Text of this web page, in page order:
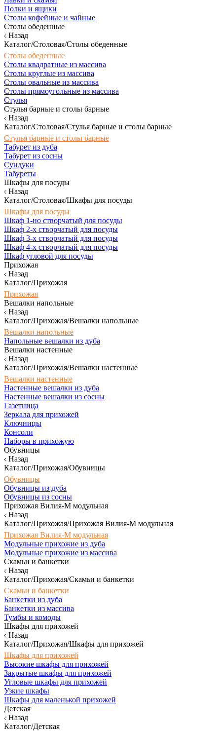
Полки и ящики
Столы кофейные и чайные
Столы обеденные
Назад
Каталог/Столовая/Столы обеденные
Столы обеденные
Столы квадратные из массива
Столы круглые из массива
Столы овальные из массива
Столы прямоугольные из массива
Стулья
Стулья барные и столы барные
Назад
Каталог/Столовая/Стулья барные и столы барные
Стулья барные и столы барные
Табурет из дуба
Табурет из сосны
Сундуки
Табуреты
Шкафы для посуды
Назад
Каталог/Столовая/Шкафы для посуды
Шкафы для посуды
Шкаф 1-но створчатый для посуды
Шкаф 2-х створчатый для посуды
Шкаф 3-х створчатый для посуды
Шкаф 4-х створчатый для посуды
Шкаф угловой для посуды
Прихожая
Назад
Каталог/Прихожая
Прихожая
Вешалки напольные
Назад
Каталог/Прихожая/Вешалки напольные
Вешалки напольные
Напольные вешалки из дуба
Вешалки настенные
Назад
Каталог/Прихожая/Вешалки настенные
Вешалки настенные
Настенные вешалки из дуба
Настенные вешалки из сосны
Газетница
Зеркала для прихожей
Ключницы
Консоли
Наборы в прихожую
Обувницы
Назад
Каталог/Прихожая/Обувницы
Обувницы
Обувницы из дуба
Обувницы из сосны
Прихожая Вилия-М модульная
Назад
Каталог/Прихожая/Прихожая Вилия-М модульная
Прихожая Вилия-М модульная
Модульные прихожие из дуба
Модульные прихожие из массива
Скамьи и банкетки
Назад
Каталог/Прихожая/Скамьи и банкетки
Скамьи и банкетки
Банкетки из дуба
Банкетки из массива
Тумбы и комоды
Шкафы для прихожей
Назад
Каталог/Прихожая/Шкафы для прихожей
Шкафы для прихожей
Высокие шкафы для прихожей
Закрытые шкафы для прихожей
Угловые шкафы для прихожей
Узкие шкафы
Шкафы для маленькой прихожей
Детская
Назад
Каталог/Детская